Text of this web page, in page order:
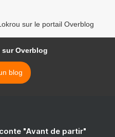
sur le portail Overblog
Overblog
blog
"Avant de partir"